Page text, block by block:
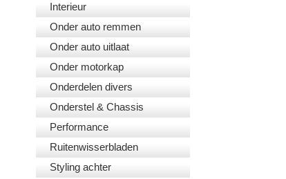
Interieur
Onder auto remmen
Onder auto uitlaat
Onder motorkap
Onderdelen divers
Onderstel & Chassis
Performance
Ruitenwisserbladen
Styling achter